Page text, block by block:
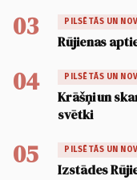
03 PILSĒTĀS UN
Rūjienas
04 PILSĒTĀS UN
Krāšņi un
svētki
05 PILSĒTĀS UN
Izstādes